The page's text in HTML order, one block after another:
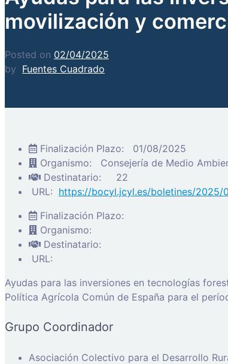
movilización y
Posted on 02/04/2025
by Fuentes Cuadrado
Finalización Plazo:
01/08/2025
Organismo:
Consejería de Medio
Destinatario:
22
URL: https://bocyl.jcyl.es/boletines/2025/
Finalización Plazo:
Organismo:
Destinatario:
URL:
Ayudas para las inversiones en tecnologías
Política Agrícola Común de España para el
Grupo Coordinador
Asociación Colectivo para el Desarrollo